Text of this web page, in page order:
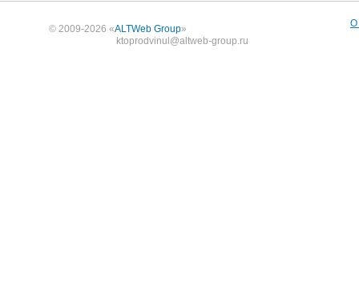
© 2009-2026 «ALTWeb Group»
ktoprodvinul@altweb-group.ru
О